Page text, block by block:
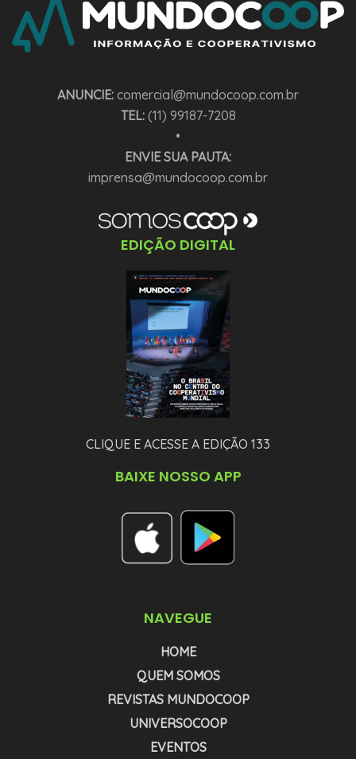
ANUNCIE: comercial@mundocoop.com.br
TEL:(11) 99187-7208
•
ENVIE SUA PAUTA:
imprensa@mundocoop.com.br
EDIÇÃO DIGITAL
CLIQUE E ACESSE A EDIÇÃO 133
BAIXE NOSSO APP
NAVEGUE
HOME
QUEM SOMOS
REVISTAS MUNDOCOOP
UNIVERSOCOOP
EVENTOS